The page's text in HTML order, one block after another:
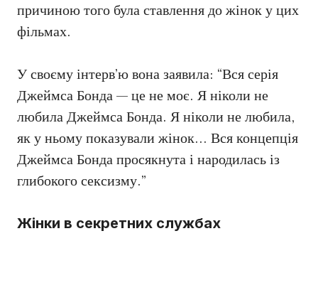
причиною того була ставлення до жінок у цих
фільмах.
У своєму інтерв’ю вона заявила: “Вся серія
Джеймса Бонда — це не моє. Я ніколи не
любила Джеймса Бонда. Я ніколи не любила,
як у ньому показували жінок… Вся концепція
Джеймса Бонда просякнута і народилась із
глибокого сексизму.”
Жінки в секретних службах